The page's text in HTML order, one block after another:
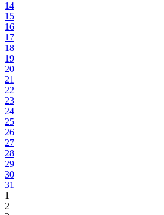
14
15
16
17
18
19
20
21
22
23
24
25
26
27
28
29
30
31
1
2